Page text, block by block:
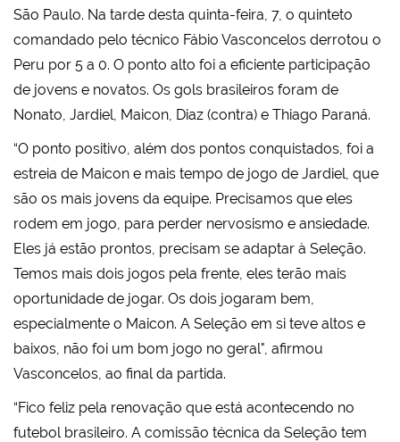
São Paulo. Na tarde desta quinta-feira, 7, o quinteto
comandado pelo técnico Fábio Vasconcelos derrotou o
Peru por 5 a 0. O ponto alto foi a eficiente participação
de jovens e novatos. Os gols brasileiros foram de
Nonato, Jardiel, Maicon, Diaz (contra) e Thiago Paraná.
“O ponto positivo, além dos pontos conquistados, foi a
estreia de Maicon e mais tempo de jogo de Jardiel, que
são os mais jovens da equipe. Precisamos que eles
rodem em jogo, para perder nervosismo e ansiedade.
Eles já estão prontos, precisam se adaptar à Seleção.
Temos mais dois jogos pela frente, eles terão mais
oportunidade de jogar. Os dois jogaram bem,
especialmente o Maicon. A Seleção em si teve altos e
baixos, não foi um bom jogo no geral", afirmou
Vasconcelos, ao final da partida.
“Fico feliz pela renovação que está acontecendo no
futebol brasileiro. A comissão técnica da Seleção tem